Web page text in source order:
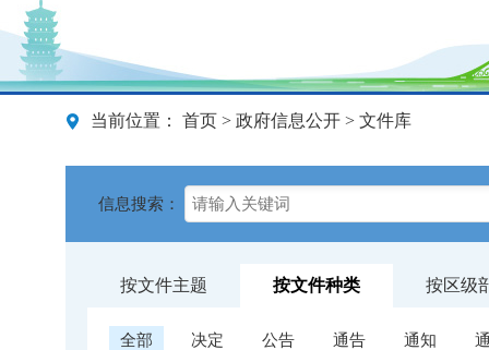
当前位置： 首页 > 政府信息公开 > 文件库
信息搜索：
按文件主题 按文件种类 按区级
全部 决定 公告 通告 通知